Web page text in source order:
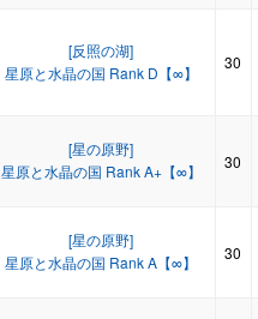
[反照の湖]
星原と水晶の国 Rank D【∞】
30
[星の原野]
星原と水晶の国 Rank A+【∞】
30
[星の原野]
星原と水晶の国 Rank A【∞】
30